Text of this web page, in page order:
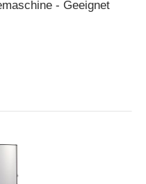
- Geeignet